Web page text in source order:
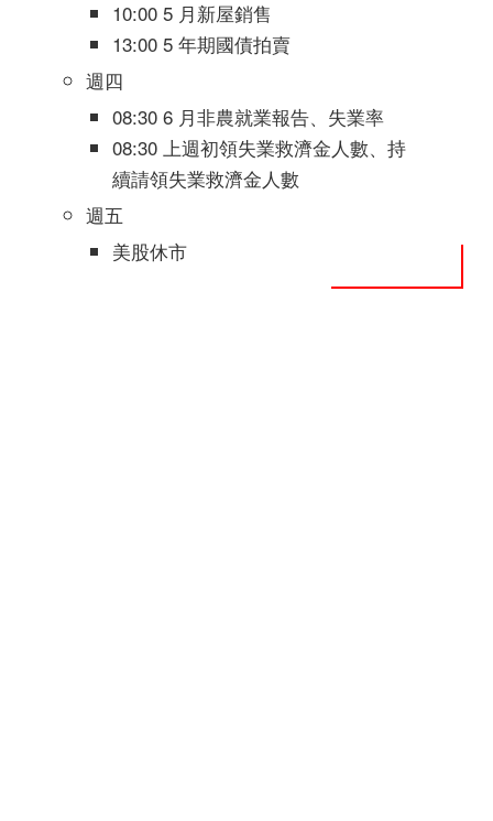
10:00 5 月新屋銷售
13:00 5 年期國債拍賣
週四
08:30 6 月非農就業報告、失業率
08:30 上週初領失業救濟金人數、持
續請領失業救濟金人數
週五
美股休市